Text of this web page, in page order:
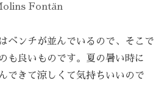
Fontän
ベンチが並んでいるので、そこで
も良いものです。夏の暑い時に
できて涼しくて気持ちいいので